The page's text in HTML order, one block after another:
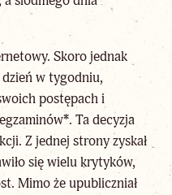
Skoro jednak
w tygodniu,
postępach i
*. Ta decyzja
Z jednej strony zyskał
się wielu krytyków,
Mimo że upubliczniał